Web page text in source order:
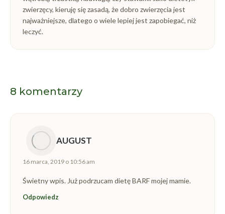
zwierzęcy, kieruję się zasadą, że dobro zwierzęcia jest
najważniejsze, dlatego o wiele lepiej jest zapobiegać, niż
leczyć.
8 komentarzy
AUGUST
napisał(a):
16 marca, 2019 o 10:56 am
Świetny wpis. Już podrzucam dietę BARF mojej mamie.
Odpowiedz